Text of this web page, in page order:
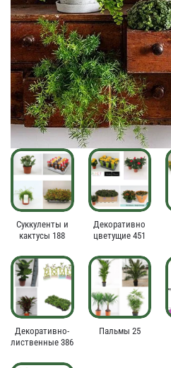
Суккуленты и
кактусы 188
Декоративно
цветущие 451
Декоративно-
лиственные 386
Пальмы 25